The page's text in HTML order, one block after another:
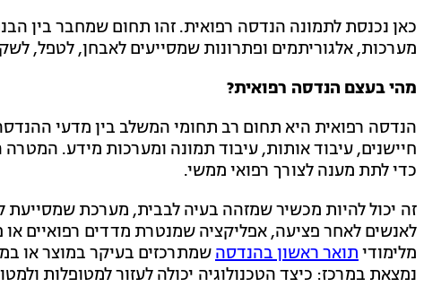
כאן נכנסת לתמונה הנדסה רפואית. זהו תחום שמחבר בין
מערכות, אלגוריתמים ופתרונות שמסייעים לאבחן, לטפל,
מהי בעצם הנדסה רפואית?
הנדסה רפואית היא תחום רב תחומי המשלב בין מדעי
חיישנים, עיבוד אותות, עיבוד תמונה ומערכות מידע.
כדי לתת מענה לצורך רפואי ממשי.
זה יכול להיות מכשיר שמזהה בעיה לבבית, מערכת שמסייעת
לאנשים לאחר פציעה, אפליקציה שמנטרת מדדים רפואיים
מלימודיתואר ראשון בהנדסהשמתרכזים בעיקר במוצר או
נמצאת במרכז: כיצד הטכנולוגיה יכולה לעזור למטופלות